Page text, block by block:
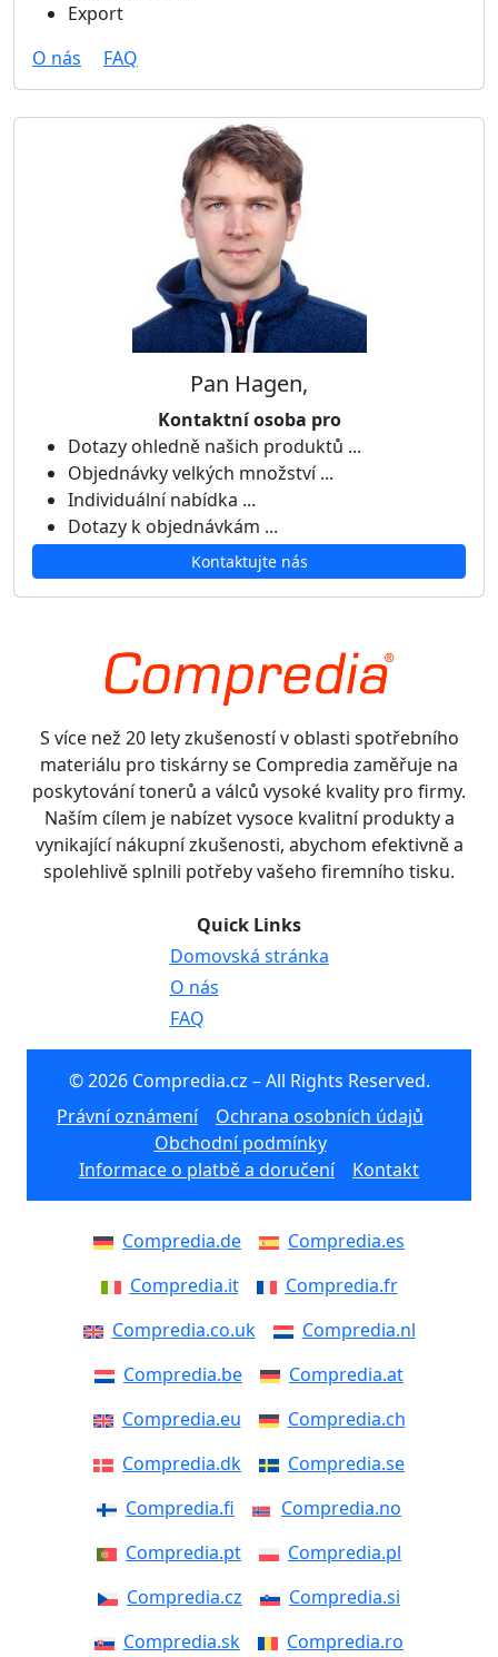
Export
O nás
FAQ
Pan Hagen,
Kontaktní osoba pro
Dotazy ohledně našich produktů ...
Objednávky velkých množství ...
Individuální nabídka ...
Dotazy k objednávkám ...
Kontaktujte nás
S více než 20 lety zkušeností v oblasti spotřebního
materiálu pro tiskárny se Compredia zaměřuje na
poskytování tonerů a válců vysoké kvality pro firmy.
Naším cílem je nabízet vysoce kvalitní produkty a
vynikající nákupní zkušenosti, abychom efektivně a
spolehlivě splnili potřeby vašeho firemního tisku.
Quick Links
Domovská stránka
O nás
FAQ
© 2026 Compredia.cz – All Rights Reserved.
Právní oznámení
Ochrana osobních údajů
Obchodní podmínky
Informace o platbě a doručení
Kontakt
Compredia.de
Compredia.es
Compredia.it
Compredia.fr
Compredia.co.uk
Compredia.nl
Compredia.be
Compredia.at
Compredia.eu
Compredia.ch
Compredia.dk
Compredia.se
Compredia.fi
Compredia.no
Compredia.pt
Compredia.pl
Compredia.cz
Compredia.si
Compredia.sk
Compredia.ro